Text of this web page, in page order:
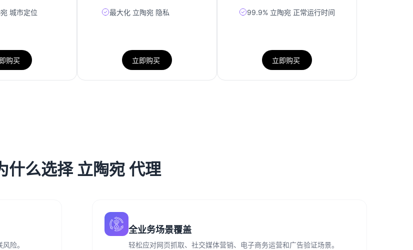
城市定位
购买
最大化 立陶宛 隐私
立即购买
99.9% 立陶宛 正常运行时间
立即购买
什么选择 立陶宛 代理
险。
全业务场景覆盖
轻松应对网页抓取、社交媒体营销、电子商务运营和广告验证场景。